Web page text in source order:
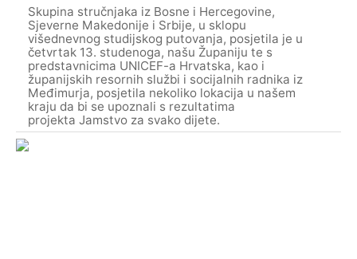
Skupina stručnjaka iz Bosne i Hercegovine,
Sjeverne Makedonije i Srbije, u sklopu
višednevnog studijskog putovanja, posjetila je u
četvrtak 13. studenoga, našu Županiju te s
predstavnicima UNICEF-a Hrvatska, kao i
županijskih resornih službi i socijalnih radnika iz
Međimurja, posjetila nekoliko lokacija u našem
kraju da bi se upoznali s rezultatima
projekta Jamstvo za svako dijete.